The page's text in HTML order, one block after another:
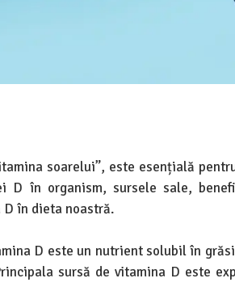
soarelui”, este esențială
în organism, sursele sale,
în dieta noastră.
D este un nutrient solubil în
sursă de vitamina D este